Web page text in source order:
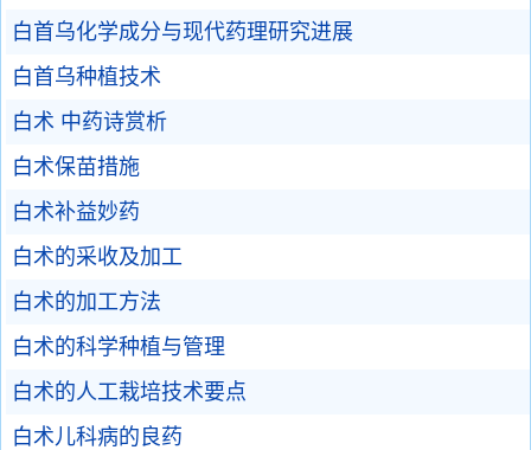
白首乌化学成分与现代药理研究进展
白首乌种植技术
白术 中药诗赏析
白术保苗措施
白术补益妙药
白术的采收及加工
白术的加工方法
白术的科学种植与管理
白术的人工栽培技术要点
白术儿科病的良药